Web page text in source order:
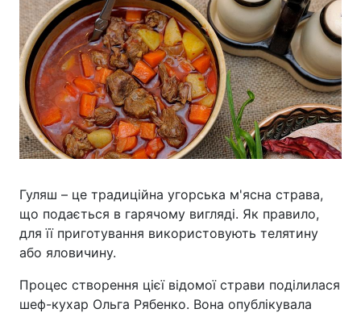
Гуляш – це традиційна угорська м'ясна страва,
що подається в гарячому вигляді. Як правило,
для її приготування використовують телятину
або яловичину.
Процес створення цієї відомої страви поділилася
шеф-кухар Ольга Рябенко. Вона опублікувала